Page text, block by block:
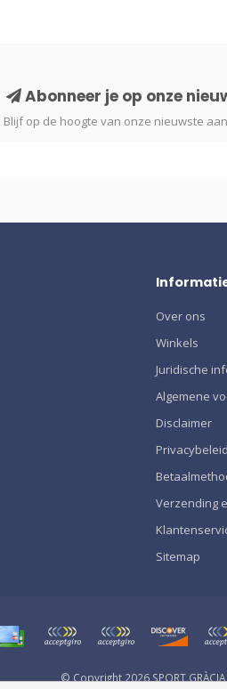
Abonneer je op onze
Blijf op de hoogte van onze nieuwste
Over ons
Winkels
Juridische
Algemene
Disclaimer
Privacybeleid
Verzending
Sitemap
© Copyright 2026 SPORT GRÀCIA